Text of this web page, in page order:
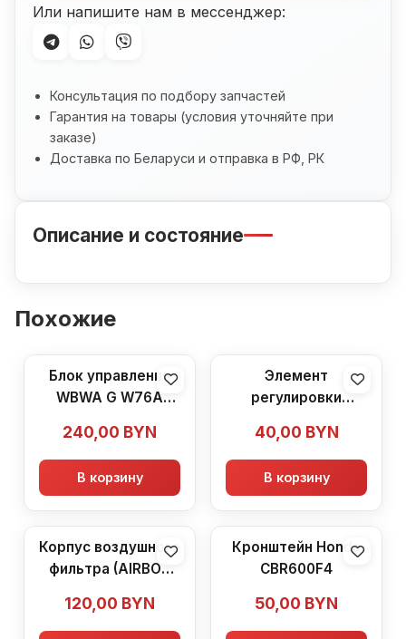
Или напишите нам в мессенджер:
Консультация по подбору запчастей
Гарантия на товары (условия уточняйте при
заказе)
Доставка по Беларуси и отправка в РФ, РК
Описание и состояние
Похожие
Блок управления
WBWA G W76A
CBR600F4
240,00 BYN
В корзину
Элемент
регулировки
Honda CBR600F4
40,00 BYN
В корзину
Корпус воздушного
фильтра (AIRBOX
CBR600F4
120,00 BYN
Кронштейн Honda
CBR600F4
50,00 BYN